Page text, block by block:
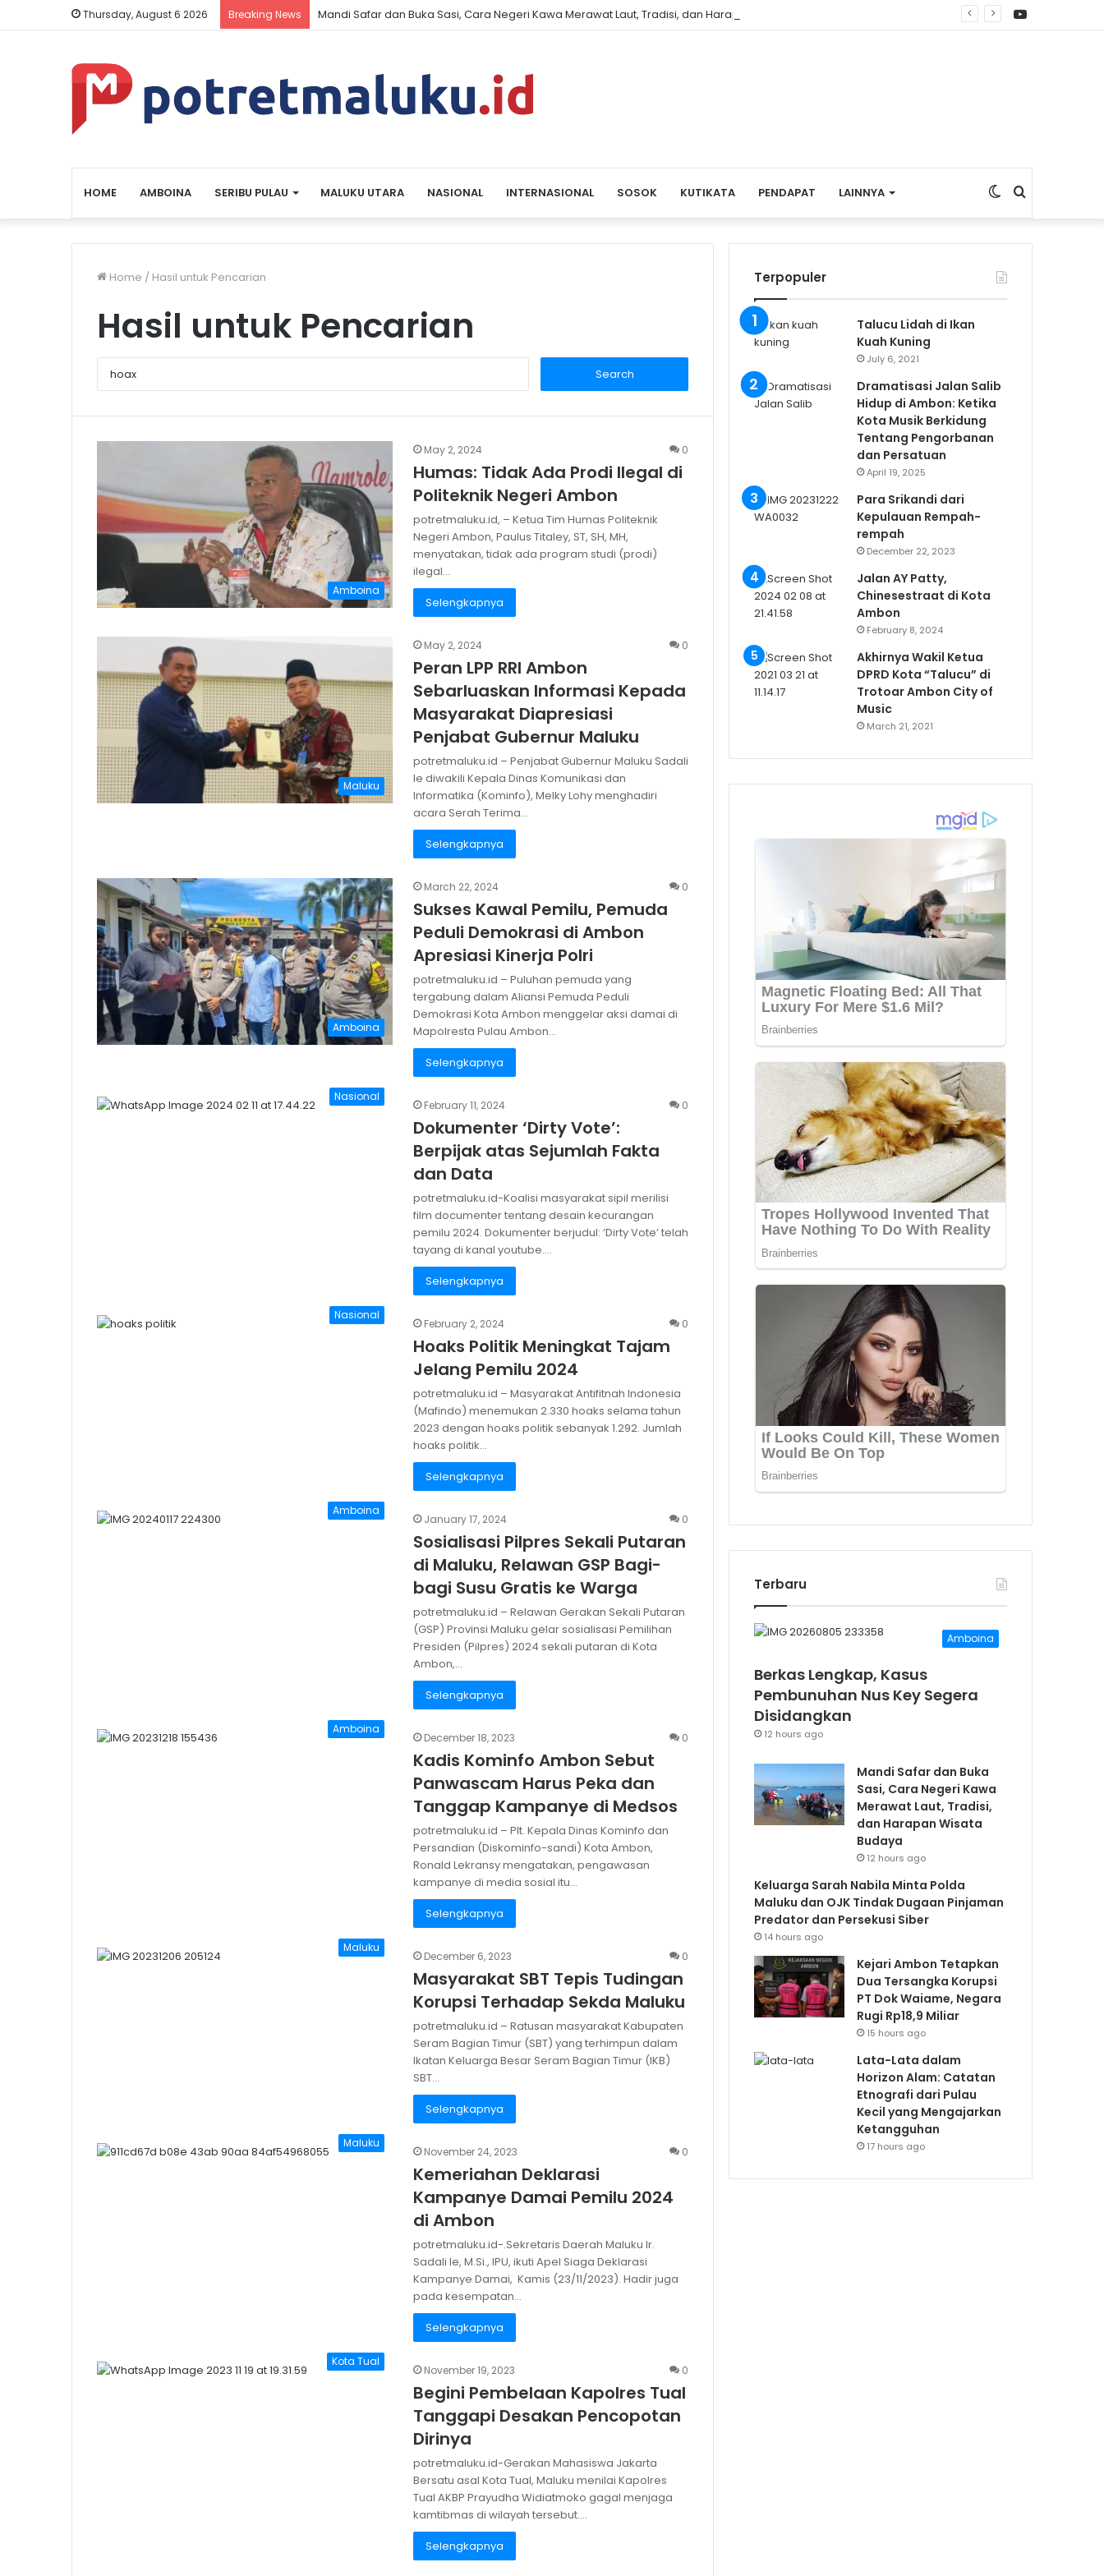
Thursday, August 6 2026 Breaking News Mandi Safar dan Buka Sasi, Cara Negeri Kawa Merawat Laut, Tradisi, dan Harapan Wisata Budaya
HOME AMBOINA SERIBU PULAU MALUKU UTARA NASIONAL INTERNASIONAL SOSOK KUTIKATA PENDAPAT LAINNYA Search
for
Switch
skin
Home / Hasil untuk Pencarian
Hasil untuk Pencarian
r
r
:
Amboina
May 2, 2024 0
Humas: Tidak Ada Prodi Ilegal di
Politeknik Negeri Ambon
potretmaluku.id, – Ketua Tim Humas Politeknik
Negeri Ambon, Paulus Titaley, ST, SH, MH,
menyatakan, tidak ada program studi (prodi)
ilegal…
Selengkapnya
Maluku
May 2, 2024 0
Peran LPP RRI Ambon
Sebarluaskan Informasi Kepada
Masyarakat Diapresiasi
Penjabat Gubernur Maluku
potretmaluku.id – Penjabat Gubernur Maluku Sadali
Ie diwakili Kepala Dinas Komunikasi dan
Informatika (Kominfo), Melky Lohy menghadiri
acara Serah Terima…
Selengkapnya
Amboina
March 22, 2024 0
Sukses Kawal Pemilu, Pemuda
Peduli Demokrasi di Ambon
Apresiasi Kinerja Polri
potretmaluku.id – Puluhan pemuda yang
tergabung dalam Aliansi Pemuda Peduli
Demokrasi Kota Ambon menggelar aksi damai di
Mapolresta Pulau Ambon…
Selengkapnya
Nasional
February 11, 2024 0
Dokumenter ‘Dirty Vote’:
Berpijak atas Sejumlah Fakta
dan Data
potretmaluku.id-Koalisi masyarakat sipil merilisi
film documenter tentang desain kecurangan
pemilu 2024. Dokumenter berjudul: ‘Dirty Vote’ telah
tayang di kanal youtube.…
Selengkapnya
Nasional
February 2, 2024 0
Hoaks Politik Meningkat Tajam
Jelang Pemilu 2024
potretmaluku.id – Masyarakat Antifitnah Indonesia
(Mafindo) menemukan 2.330 hoaks selama tahun
2023 dengan hoaks politik sebanyak 1.292. Jumlah
hoaks politik…
Selengkapnya
Amboina
January 17, 2024 0
Sosialisasi Pilpres Sekali Putaran
di Maluku, Relawan GSP Bagi-
bagi Susu Gratis ke Warga
potretmaluku.id – Relawan Gerakan Sekali Putaran
(GSP) Provinsi Maluku gelar sosialisasi Pemilihan
Presiden (Pilpres) 2024 sekali putaran di Kota
Ambon,…
Selengkapnya
Amboina
December 18, 2023 0
Kadis Kominfo Ambon Sebut
Panwascam Harus Peka dan
Tanggap Kampanye di Medsos
potretmaluku.id – Plt. Kepala Dinas Kominfo dan
Persandian (Diskominfo-sandi) Kota Ambon,
Ronald Lekransy mengatakan, pengawasan
kampanye di media sosial itu…
Selengkapnya
Maluku
December 6, 2023 0
Masyarakat SBT Tepis Tudingan
Korupsi Terhadap Sekda Maluku
potretmaluku.id – Ratusan masyarakat Kabupaten
Seram Bagian Timur (SBT) yang terhimpun dalam
Ikatan Keluarga Besar Seram Bagian Timur (IKB)
SBT…
Selengkapnya
Maluku
November 24, 2023 0
Kemeriahan Deklarasi
Kampanye Damai Pemilu 2024
di Ambon
potretmaluku.id-.Sekretaris Daerah Maluku Ir.
Sadali Ie, M.Si., IPU, ikuti Apel Siaga Deklarasi
Kampanye Damai, Kamis (23/11/2023). Hadir juga
pada kesempatan…
Selengkapnya
Kota Tual
November 19, 2023 0
Begini Pembelaan Kapolres Tual
Tanggapi Desakan Pencopotan
Dirinya
potretmaluku.id-Gerakan Mahasiswa Jakarta
Bersatu asal Kota Tual, Maluku menilai Kapolres
Tual AKBP Prayudha Widiatmoko gagal menjaga
kamtibmas di wilayah tersebut.…
Selengkapnya
Terpopuler
Talucu Lidah di Ikan
Kuah Kuning
July 6, 2021
Dramatisasi Jalan Salib
Hidup di Ambon: Ketika
Kota Musik Berkidung
Tentang Pengorbanan
dan Persatuan
April 19, 2025
Para Srikandi dari
Kepulauan Rempah-
rempah
December 22, 2023
Jalan AY Patty,
Chinesestraat di Kota
Ambon
February 8, 2024
Akhirnya Wakil Ketua
DPRD Kota “Talucu” di
Trotoar Ambon City of
Music
March 21, 2021
Terbaru
Amboina
Berkas Lengkap, Kasus
Pembunuhan Nus Key Segera
Disidangkan
12 hours ago
Mandi Safar dan Buka
Sasi, Cara Negeri Kawa
Merawat Laut, Tradisi,
dan Harapan Wisata
Budaya
12 hours ago
Keluarga Sarah Nabila Minta Polda
Maluku dan OJK Tindak Dugaan Pinjaman
Predator dan Persekusi Siber
14 hours ago
Kejari Ambon Tetapkan
Dua Tersangka Korupsi
PT Dok Waiame, Negara
Rugi Rp18,9 Miliar
15 hours ago
Lata-Lata dalam
Horizon Alam: Catatan
Etnografi dari Pulau
Kecil yang Mengajarkan
Ketangguhan
17 hours ago